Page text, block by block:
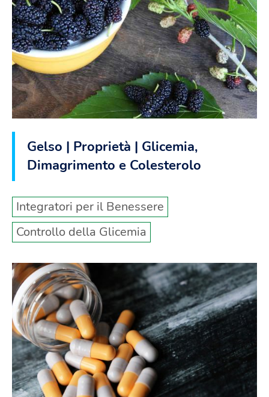
Gelso | Proprietà | Glicemia,
Dimagrimento e Colesterolo
Integratori per il Benessere
Controllo della Glicemia